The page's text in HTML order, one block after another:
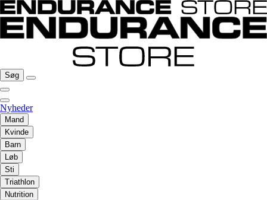
Søg
Nyheder
Mand
Kvinde
Barn
Løb
Sti
Triathlon
Nutrition